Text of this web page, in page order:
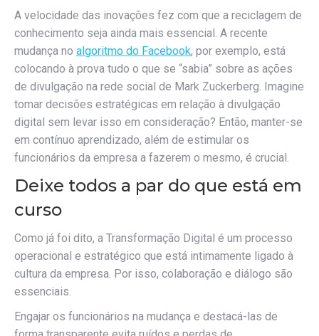
A velocidade das inovações fez com que a reciclagem de
conhecimento seja ainda mais essencial. A recente
mudança no algoritmo do Facebook, por exemplo, está
colocando à prova tudo o que se “sabia” sobre as ações
de divulgação na rede social de Mark Zuckerberg. Imagine
tomar decisões estratégicas em relação à divulgação
digital sem levar isso em consideração? Então, manter-se
em contínuo aprendizado, além de estimular os
funcionários da empresa a fazerem o mesmo, é crucial.
Deixe todos a par do que está em
curso
Como já foi dito, a Transformação Digital é um processo
operacional e estratégico que está intimamente ligado à
cultura da empresa. Por isso, colaboração e diálogo são
essenciais.
Engajar os funcionários na mudança e destacá-las de